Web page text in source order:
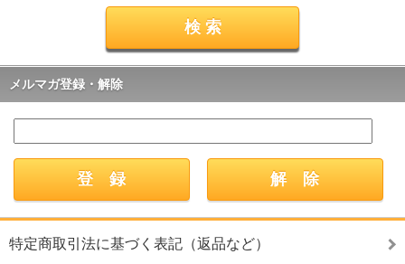
メルマガ登録・解除
特定商取引法に基づく表記（返品など）